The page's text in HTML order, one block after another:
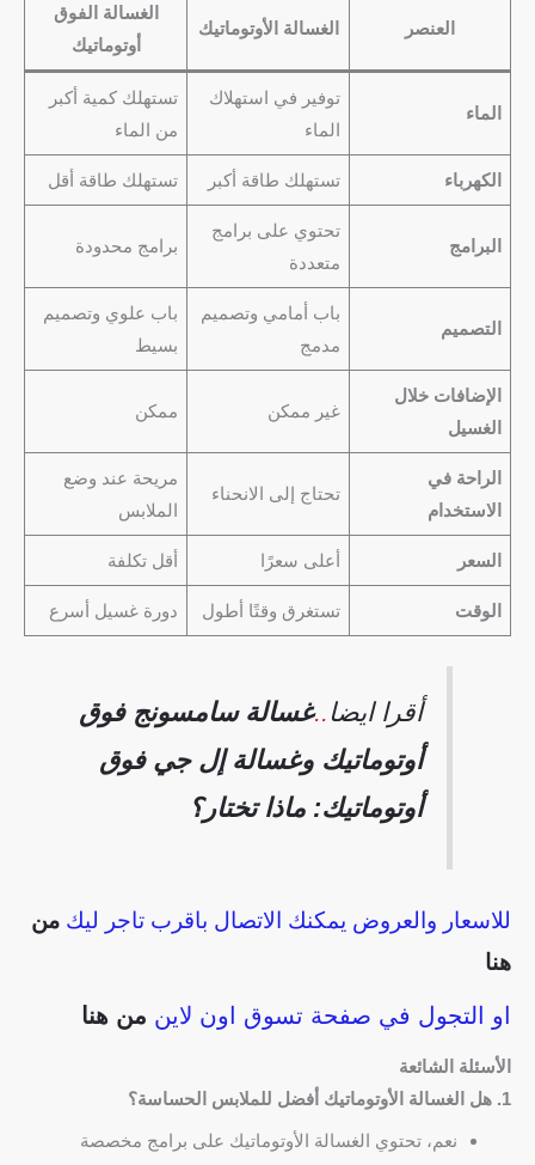
العنصر الغسالة الأوتوماتيك
الغسالة الفوق
أوتوماتيك
الماء
توفير في استهلاك
الماء
تستهلك كمية أكبر
من الماء
الكهرباء تستهلك طاقة أكبر تستهلك طاقة أقل
البرامج
تحتوي على برامج
متعددة
برامج محدودة
التصميم
باب أمامي وتصميم
مدمج
باب علوي وتصميم
بسيط
الإضافات خلال
الغسيل
غير ممكن ممكن
الراحة في
الاستخدام
تحتاج إلى الانحناء
مريحة عند وضع
الملابس
السعر أعلى سعرًا أقل تكلفة
الوقت تستغرق وقتًا أطول دورة غسيل أسرع
أقرا ايضا ..غسالة سامسونج فوق
أوتوماتيك وغسالة إل جي فوق
أوتوماتيك: ماذا تختار؟
للاسعار والعروض يمكنك الاتصال باقرب تاجر ليك من
هنا
او التجول في صفحة تسوق اون لاين من هنا
الأسئلة الشائعة
1. هل الغسالة الأوتوماتيك أفضل للملابس الحساسة؟
نعم، تحتوي الغسالة الأوتوماتيك على برامج مخصصة